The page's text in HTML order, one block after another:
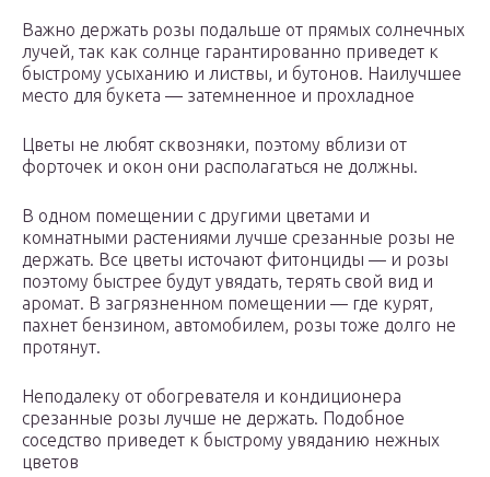
Важно держать розы подальше от прямых солнечных
лучей, так как солнце гарантированно приведет к
быстрому усыханию и листвы, и бутонов. Наилучшее
место для букета — затемненное и прохладное
Цветы не любят сквозняки, поэтому вблизи от
форточек и окон они располагаться не должны.
В одном помещении с другими цветами и
комнатными растениями лучше срезанные розы не
держать. Все цветы источают фитонциды — и розы
поэтому быстрее будут увядать, терять свой вид и
аромат. В загрязненном помещении — где курят,
пахнет бензином, автомобилем, розы тоже долго не
протянут.
Неподалеку от обогревателя и кондиционера
срезанные розы лучше не держать. Подобное
соседство приведет к быстрому увяданию нежных
цветов